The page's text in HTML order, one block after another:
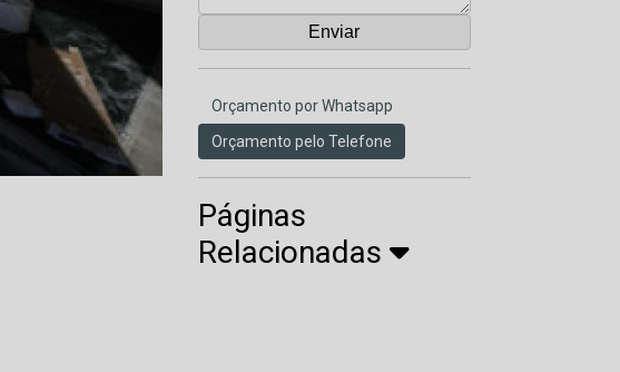
Orçamento por Whatsapp
Orçamento pelo Telefone
Páginas
Relacionadas